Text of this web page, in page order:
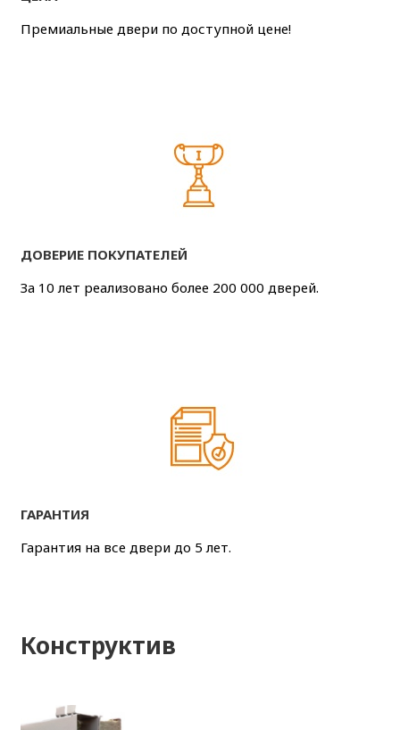
Премиальные двери по доступной цене!
ДОВЕРИЕ ПОКУПАТЕЛЕЙ
За 10 лет реализовано более 200 000 дверей.
ГАРАНТИЯ
Гарантия на все двери до 5 лет.
Конструктив